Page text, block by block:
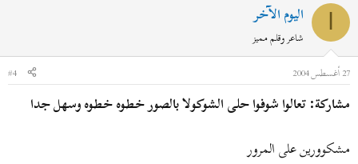
اليوم الآخر
شاعر وقلم مميز
27 أغسطس 2004
#4
مشاركة: تعالوا شوفوا حلى الشوكولا بالصور خطوه خطوه وسهل جدا
مشكوورين على المرور